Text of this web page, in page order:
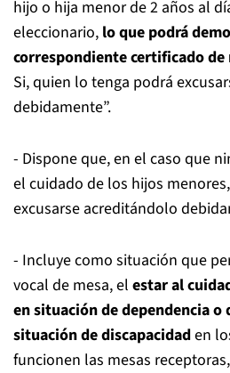
hijo o hija menor de 2 años al
eleccionario, lo que podrá
correspondiente certificado
Si, quien lo tenga podrá
debidamente”.
- Dispone que, en el caso que
el cuidado de los hijos
excusarse acreditándolo
- Incluye como situación que
vocal de mesa, el estar al
en situación de dependencia o
situación de discapacidaden
funcionen las mesas